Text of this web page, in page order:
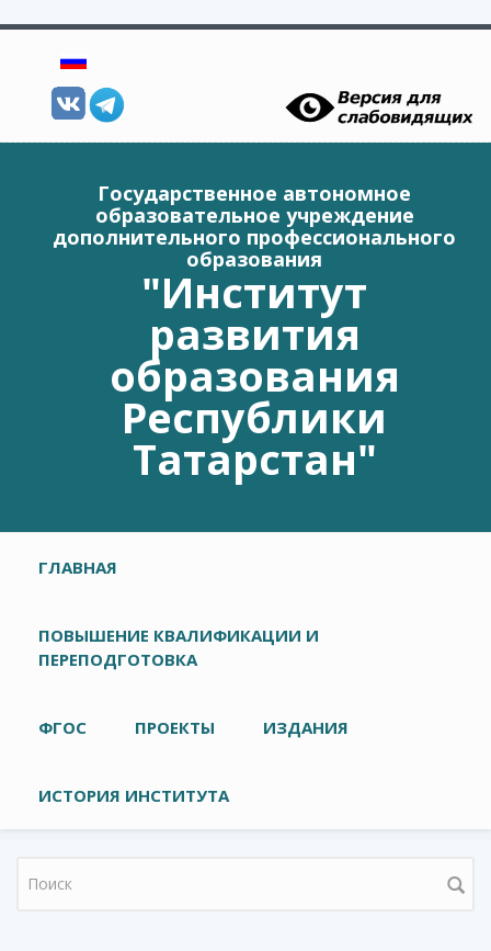
Государственное автономное
образовательное учреждение
дополнительного профессионального
образования
"Институт
развития
образования
Республики
Татарстан"
Главное меню
ГЛАВНАЯ
ПОВЫШЕНИЕ КВАЛИФИКАЦИИ И
ПЕРЕПОДГОТОВКА
ФГОС ПРОЕКТЫ ИЗДАНИЯ
ИСТОРИЯ ИНСТИТУТА
Форма поиска